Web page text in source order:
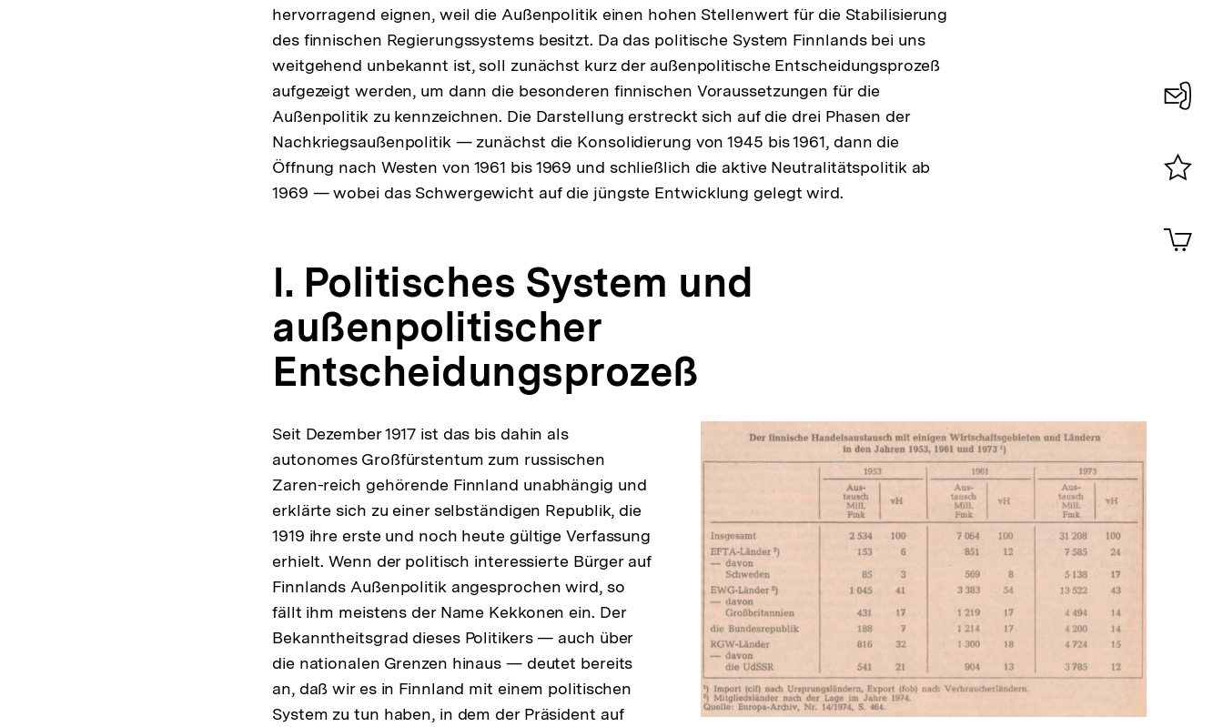
hervorragend eignen, weil die Außenpolitik einen hohen Stellenwert für die Stabilisierung
des finnischen Regierungssystems besitzt. Da das politische System Finnlands bei uns
weitgehend unbekannt ist, soll zunächst kurz der außenpolitische Entscheidungsprozeß
aufgezeigt werden, um dann die besonderen finnischen Voraussetzungen für die
Außenpolitik zu kennzeichnen. Die Darstellung erstreckt sich auf die drei Phasen der
Nachkriegsaußenpolitik — zunächst die Konsolidierung von 1945 bis 1961, dann die
Öffnung nach Westen von 1961 bis 1969 und schließlich die aktive Neutralitätspolitik ab
1969 — wobei das Schwergewicht auf die jüngste Entwicklung gelegt wird.
I. Politisches System und
außenpolitischer
Entscheidungsprozeß
Lightbox
öffnen
Seit Dezember 1917 ist das bis dahin als
autonomes Großfürstentum zum russischen
Zaren-reich gehörende Finnland unabhängig und
erklärte sich zu einer selbständigen Republik, die
1919 ihre erste und noch heute gültige Verfassung
erhielt. Wenn der politisch interessierte Bürger auf
Finnlands Außenpolitik angesprochen wird, so
fällt ihm meistens der Name Kekkonen ein. Der
Bekanntheitsgrad dieses Politikers — auch über
die nationalen Grenzen hinaus — deutet bereits
an, daß wir es in Finnland mit einem politischen
System zu tun haben, in dem der Präsident auf